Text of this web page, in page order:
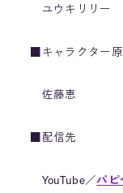
ユウキリリー
■キャラクター
佐藤恵
■配信先
YouTube／パピ